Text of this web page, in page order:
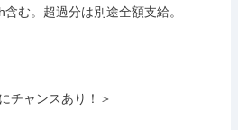
む。超過分は別途全額支給。
チャンスあり！＞